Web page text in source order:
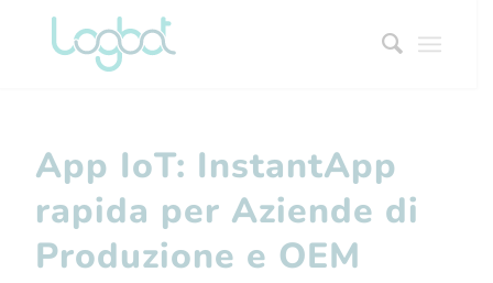
App IoT: InstantApp
rapida per Aziende di
Produzione e OEM